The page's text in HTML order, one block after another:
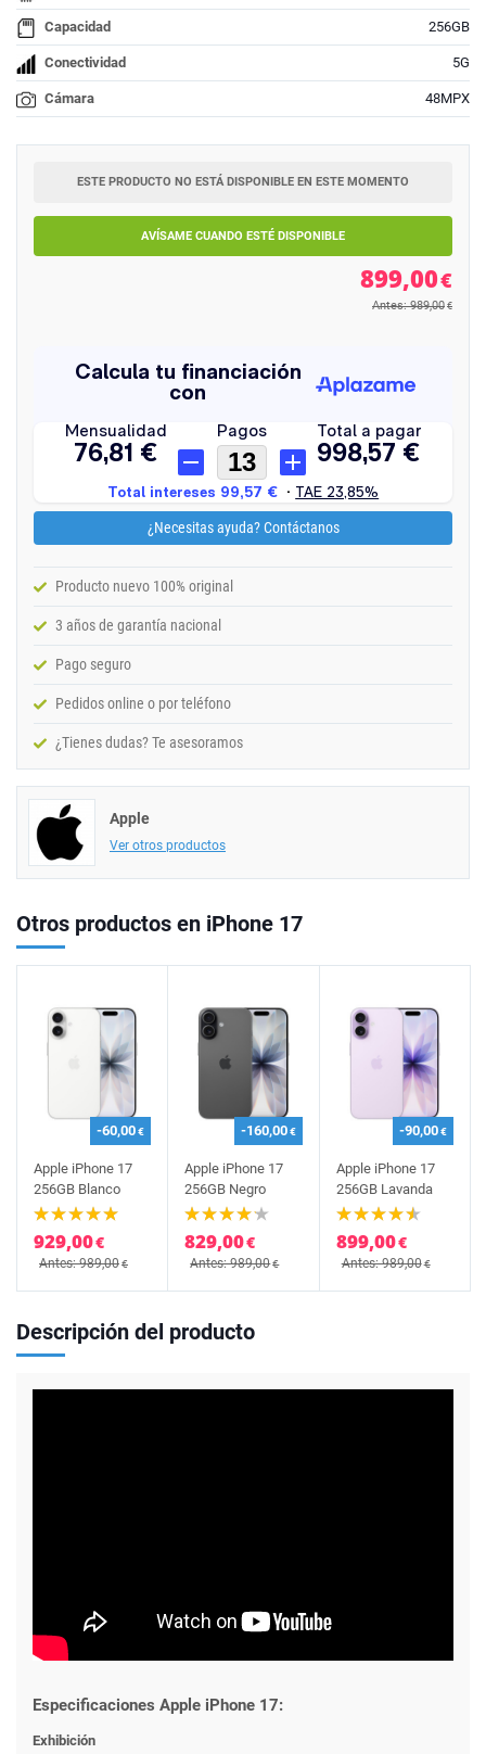
Capacidad 256GB
Conectividad 5G
Cámara 48MPX
ESTE PRODUCTO NO ESTÁ DISPONIBLE EN ESTE MOMENTO
AVÍSAME CUANDO ESTÉ DISPONIBLE
899,00€
Antes: 989,00 €
¿Necesitas ayuda? Contáctanos
Producto nuevo 100% original
3 años de garantía nacional
Pago seguro
Pedidos online o por teléfono
¿Tienes dudas? Te asesoramos
Apple
Ver otros productos
Otros productos en iPhone 17
-60,00€
Apple iPhone 17
256GB Blanco
929,00€
Antes: 989,00€
-160,00€
Apple iPhone 17
256GB Negro
829,00€
Antes: 989,00€
-90,00€
Apple iPhone 17
256GB Lavanda
899,00€
Antes: 989,00€
Descripción del producto
Especificaciones Apple iPhone 17:
Exhibición